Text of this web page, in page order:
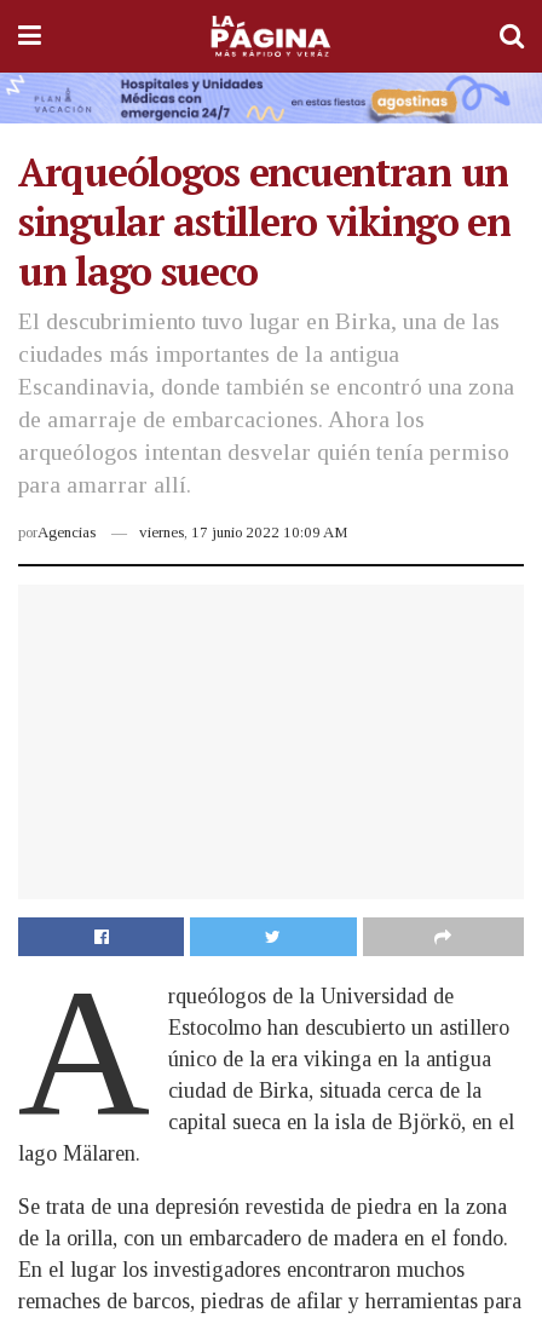
Arqueólogos encuentran un
singular astillero vikingo en
un lago sueco
El descubrimiento tuvo lugar en Birka, una de las
ciudades más importantes de la antigua
Escandinavia, donde también se encontró una zona
de amarraje de embarcaciones. Ahora los
arqueólogos intentan desvelar quién tenía permiso
para amarrar allí.
porAgencias viernes, 17 junio 2022 10:09 AM
A
rqueólogos de la Universidad de
Estocolmo han descubierto un astillero
único de la era vikinga en la antigua
ciudad de Birka, situada cerca de la
capital sueca en la isla de Björkö, en el
lago Mälaren.
Se trata de una depresión revestida de piedra en la zona
de la orilla, con un embarcadero de madera en el fondo.
En el lugar los investigadores encontraron muchos
remaches de barcos, piedras de afilar y herramientas para